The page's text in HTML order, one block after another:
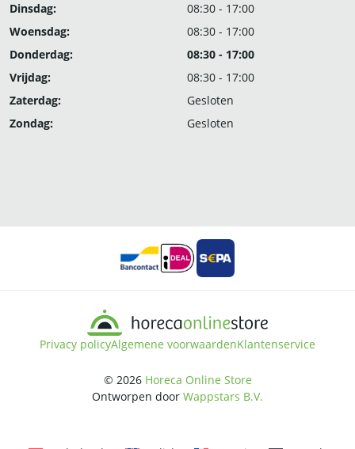
Dinsdag:
08:30 - 17:00
Woensdag:
08:30 - 17:00
Donderdag:
08:30 - 17:00
Vrijdag:
08:30 - 17:00
Zaterdag:
Gesloten
Zondag:
Gesloten
Privacy policyAlgemene voorwaardenKlantenservice
© 2026 Horeca Online Store
Ontworpen door Wappstars B.V.